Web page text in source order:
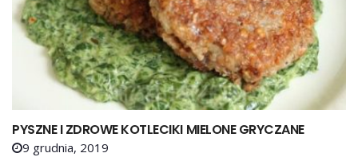
PYSZNE I ZDROWE KOTLECIKI MIELONE GRYCZANE
9 grudnia, 2019